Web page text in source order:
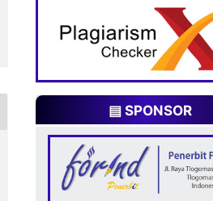
▤ SPONSOR